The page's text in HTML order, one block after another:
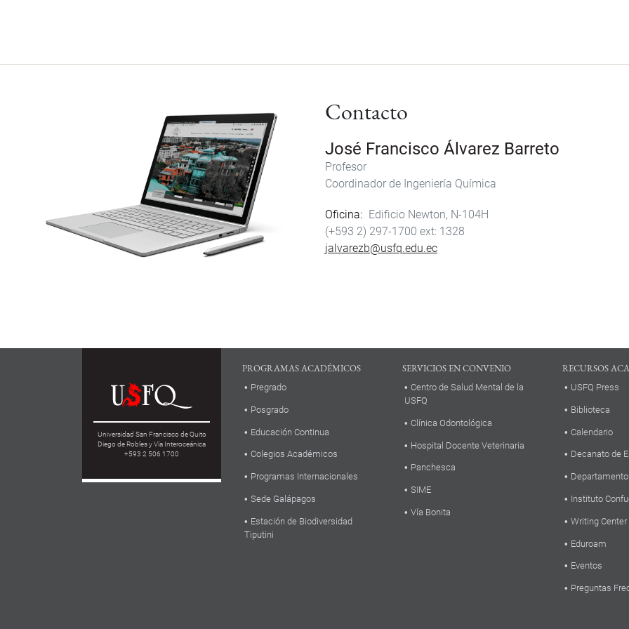
Contacto
José Francisco Álvarez Barreto
Profesor
Coordinador de Ingeniería Química
Oficina
Edificio Newton, N-104H
(+593 2) 297-1700
1328
jalvarezb@usfq.edu.ec
Universidad San Francisco de Quito
Diego de Robles y Vía Interoceánica
+593 2 506 1700
PROGRAMAS ACADÉMICOS
Pregrado
Posgrado
Educación Continua
Colegios Académicos
Programas Internacionales
Sede Galápagos
Estación de Biodiversidad
Tiputini
SERVICIOS EN CONVENIO
Centro de Salud Mental de la
USFQ
Clínica Odontológica
Hospital Docente Veterinaria
Panchesca
SIME
Vía Bonita
RECURSOS
USFQ Press
Biblioteca
Calendario
Decanato de
Instituto
Writing Center
Eduroam
Eventos
Preguntas